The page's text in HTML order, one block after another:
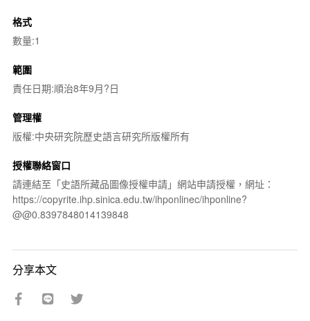
格式
數量:1
範圍
責任日期:順治8年9月?日
管理權
版權:中央研究院歷史語言研究所版權所有
授權聯絡窗口
請連結至「史語所藏品圖像授權申請」網站申請授權，網址：
https://copyrite.ihp.sinica.edu.tw/ihponlinec/ihponline?
@@0.8397848014139848
分享本文